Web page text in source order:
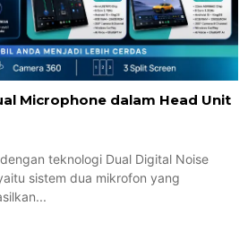
Microphone dalam Head Unit
teknologi Dual Digital Noise
sistem dua mikrofon yang